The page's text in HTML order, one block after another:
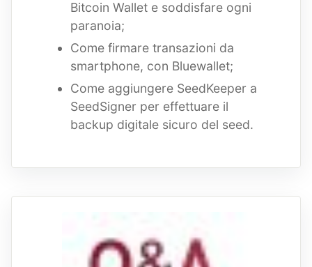
Bitcoin Wallet e soddisfare ogni
paranoia;
Come firmare transazioni da
smartphone, con Bluewallet;
Come aggiungere SeedKeeper a
SeedSigner per effettuare il
backup digitale sicuro del seed.